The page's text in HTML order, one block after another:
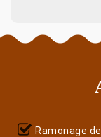
Ramonage